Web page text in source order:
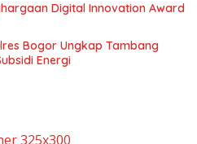
Digital Innovation Award
Bogor Ungkap Tambang
Energi